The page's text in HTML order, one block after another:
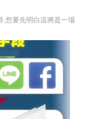
,您要先明白這將是一場